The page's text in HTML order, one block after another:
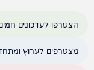
הצטרפו לעדכונים
מצטרפים לערוץ